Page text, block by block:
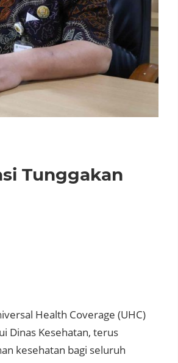
Tunggakan
Health Coverage (UHC)
Dinas Kesehatan, terus
kesehatan bagi seluruh